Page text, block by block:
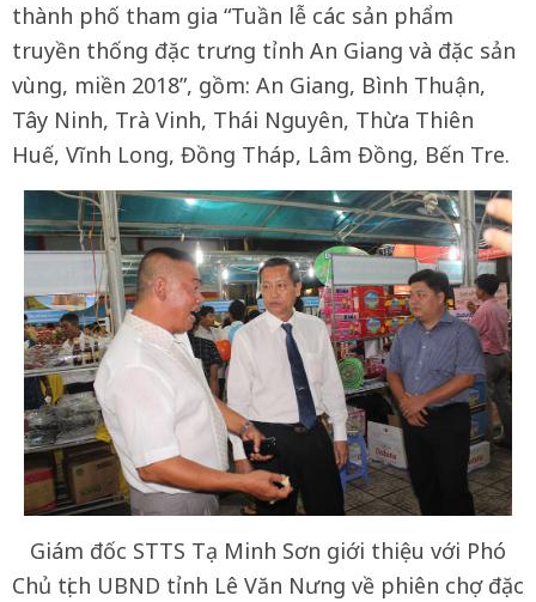
thành phố tham gia “Tuần lễ các sản phẩm
truyền thống đặc trưng tỉnh An Giang và đặc sản
vùng, miền 2018”, gồm: An Giang, Bình Thuận,
Tây Ninh, Trà Vinh, Thái Nguyên, Thừa Thiên
Huế, Vĩnh Long, Đồng Tháp, Lâm Đồng, Bến Tre.
Giám đốc STTS Tạ Minh Sơn giới thiệu với Phó
Chủ tịch UBND tỉnh Lê Văn Nưng về phiên chợ đặc